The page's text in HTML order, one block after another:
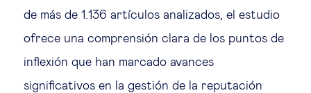
de más de 1.136 artículos analizados, el estudio
ofrece una comprensión clara de los puntos de
inflexión que han marcado avances
significativos en la gestión de la reputación